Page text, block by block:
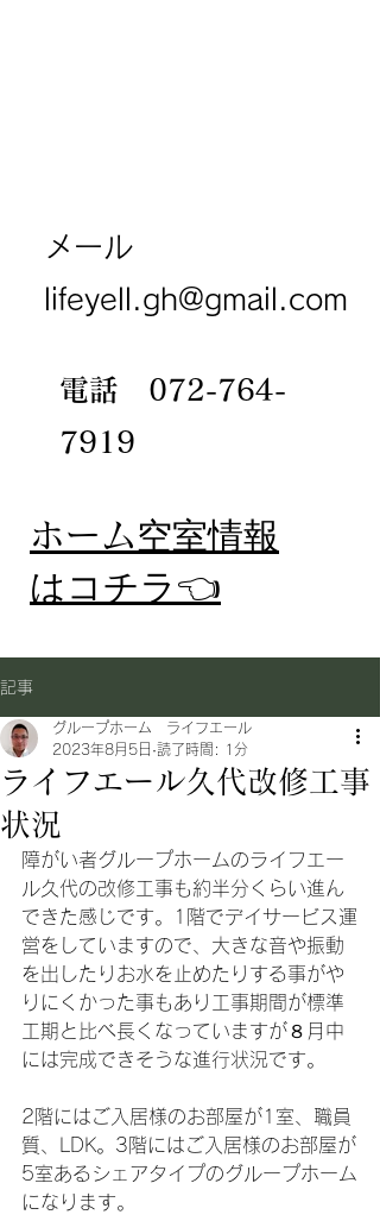
メール
lifeyell.gh@gmail.com
電話 072-764-
7919
​ホーム空室情報
​はコチラ👈
記事
ライフエール久代改修工事
状況
グループホーム ライフエール
2023年8月5日 読了時間: 1分
障がい者グループホームのライフエー
ル久代の改修工事も約半分くらい進ん
できた感じです。1階でデイサービス運
営をしていますので、大きな音や振動
を出したりお水を止めたりする事がや
りにくかった事もあり工事期間が標準
工期と比べ長くなっていますが８月中
には完成できそうな進行状況です。
2階にはご入居様のお部屋が1室、職員
質、LDK。3階にはご入居様のお部屋が
5室あるシェアタイプのグループホーム
になります。